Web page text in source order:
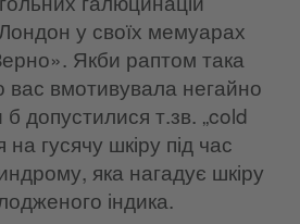
у своїх мемуарах
Якби раптом така
вас вмотивувала негайно
допустилися т.зв. „cold
гусячу шкіру під час
яка нагадує шкіру
індика.